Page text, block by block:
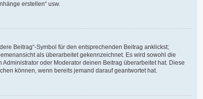
erstellen“ usw.
Beitrag“-Symbol für den entsprechenden Beitrag anklickst;
als überarbeitet gekennzeichnet. Es wird sowohl die
oder Moderator deinen Beitrag überarbeitet hat. Diese
können, wenn bereits jemand darauf geantwortet hat.